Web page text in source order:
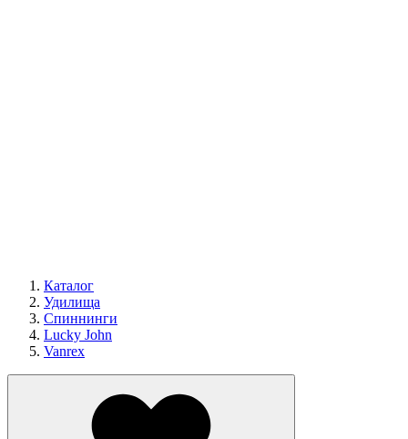
Каталог
Удилища
Спиннинги
Lucky John
Vanrex